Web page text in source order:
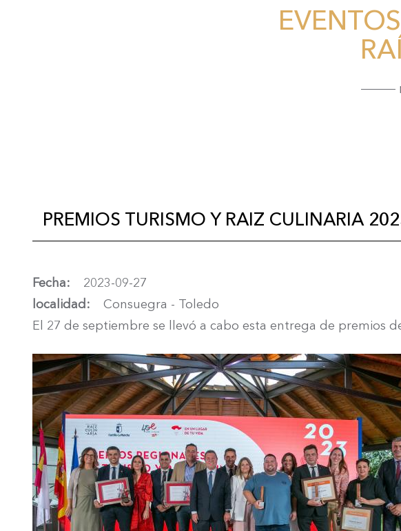
PREMIOS TURISMO Y RAIZ CULINARIA
Fecha
2023-09-27
localidad
Consuegra - Toledo
El 27 de septiembre se llevó a cabo esta entrega de premios